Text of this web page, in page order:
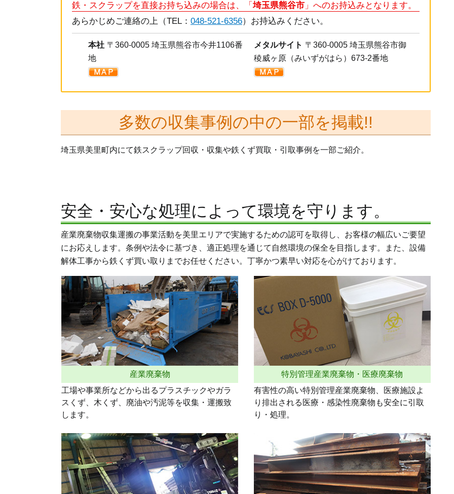
鉄・スクラップを直接お持ち込みの場合は、「 埼玉県熊谷市 」へのお持込みとなります。
あらかじめご連絡の上（TEL： 048-521-6356）お持込みください。
本社 〒360-0005 埼玉県熊谷市今井1106番
地
メタルサイト 〒360-0005 埼玉県熊谷市御
稜威ヶ原（みいずがはら）673-2番地
多数の収集事例の中の一部を掲載!!
埼玉県美里町内にて鉄スクラップ回収・収集や鉄くず買取・引取事例を一部ご紹介。
安全・安心な処理によって環境を守ります。
産業廃棄物収集運搬の事業活動を美里エリアで実施するための認可を取得し、お客様の幅広いご要望
にお応えします。条例や法令に基づき、適正処理を通じて自然環境の保全を目指します。また、設備
解体工事から鉄くず買い取りまでお任せください。丁寧かつ素早い対応を心がけております。
産業廃棄物
工場や事業所などから出るプラスチックやガラ
スくず、木くず、廃油や汚泥等を収集・運搬致
します。
特別管理産業廃棄物・医療廃棄物
有害性の高い特別管理産業廃棄物、医療施設よ
り排出される医療・感染性廃棄物も安全に引取
り・処理。